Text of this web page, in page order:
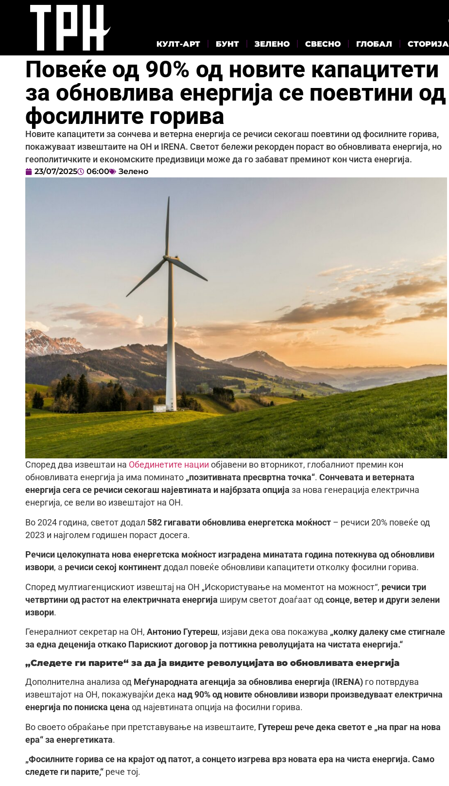
КУЛТ-АРТ БУНТ ЗЕЛЕНО СВЕСНО ГЛОБАЛ СТОРИЈА
Повеќе од 90% од новите капацитети
за обновлива енергија се поевтини од
фосилните горива
Новите капацитети за сончева и ветерна енергија се речиси секогаш поевтини од фосилните горива,
покажуваат извештаите на ОН и IRENA. Светот бележи рекорден пораст во обновливата енергија, но
геополитичките и економските предизвици може да го забават преминот кон чиста енергија.
23/07/2025 06:00 Зелено
Според два извештаи на Обединетите нации објавени во вторникот, глобалниот премин кон
обновливата енергија ја има поминато „позитивната пресвртна точка“. Сончевата и ветерната
енергија сега се речиси секогаш најевтината и најбрзата опција за нова генерација електрична
енергија, се вели во извештајот на ОН.
Во 2024 година, светот додал 582 гигавати обновлива енергетска моќност – речиси 20% повеќе од
2023 и најголем годишен пораст досега.
Речиси целокупната нова енергетска моќност изградена минатата година потекнува од обновливи
извори, а речиси секој континент додал повеќе обновливи капацитети отколку фосилни горива.
Според мултиагенцискиот извештај на ОН „Искористување на моментот на можност“, речиси три
четвртини од растот на електричната енергија ширум светот доаѓаат од сонце, ветер и други зелени
извори.
Генералниот секретар на ОН, Антонио Гутереш, изјави дека ова покажува „колку далеку сме стигнале
за една деценија откако Парискиот договор ја поттикна револуцијата на чистата енергија.“
„Следете ги парите“ за да ја видите револуцијата во обновливата енергија
Дополнителна анализа од Меѓународната агенција за обновлива енергија (IRENA) го потврдува
извештајот на ОН, покажувајќи дека над 90% од новите обновливи извори произведуваат електрична
енергија по пониска цена од најевтината опција на фосилни горива.
Во своето обраќање при претставување на извештаите, Гутереш рече дека светот е „на праг на нова
ера“ за енергетиката.
„Фосилните горива се на крајот од патот, а сонцето изгрева врз новата ера на чиста енергија. Само
следете ги парите,“ рече тој.